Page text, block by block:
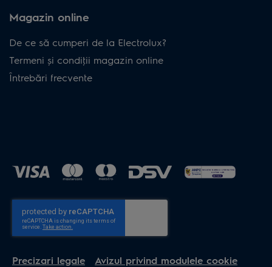
Magazin online
De ce să cumperi de la Electrolux?
Termeni și condiţii magazin online
Întrebări frecvente
Precizari legale Avizul privind modulele cookie